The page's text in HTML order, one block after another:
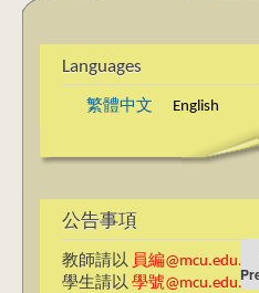
Languages
繁體中文 English
公告事項
教師請以 員編@mcu.edu.tw
學生請以 學號@mcu.edu.tw